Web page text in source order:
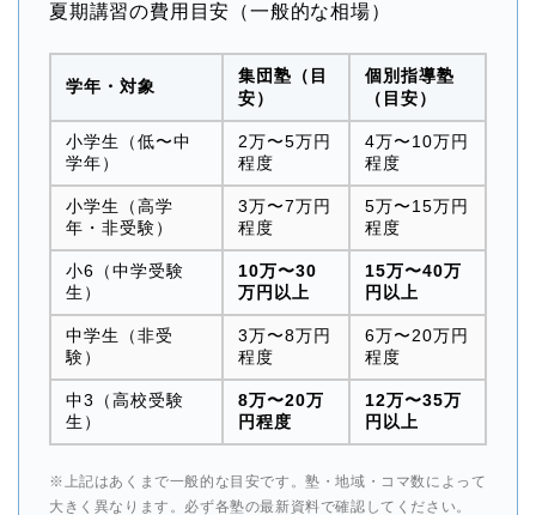
夏期講習の費用目安（一般的な相場）
学年・対象
集団塾（目
安）
個別指導塾
（目安）
小学生（低〜中
学年）
2万〜5万円
程度
4万〜10万円
程度
小学生（高学
年・非受験）
3万〜7万円
程度
5万〜15万円
程度
小6（中学受験
生）
10万〜30
万円以上
15万〜40万
円以上
中学生（非受
験）
3万〜8万円
程度
6万〜20万円
程度
中3（高校受験
生）
8万〜20万
円程度
12万〜35万
円以上
※上記はあくまで一般的な目安です。塾・地域・コマ数によって
大きく異なります。必ず各塾の最新資料で確認してください。